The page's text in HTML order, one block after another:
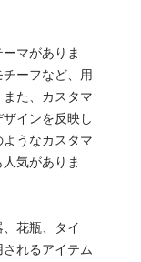
マがありま
ーフなど、用
た、カスタマ
インを反映し
うなカスタマ
気がありま
花瓶、タイ
れるアイテム